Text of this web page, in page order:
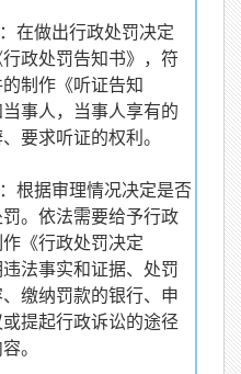
在做出行政处罚决定
政处罚告知书》，符
制作《听证告知
事人，当事人享有的
要求听证的权利。
根据审理情况决定是否
。依法需要给予行政
《行政处罚决定
法事实和证据、处罚
缴纳罚款的银行、申
提起行政诉讼的途径
。